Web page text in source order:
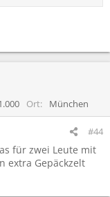
Ort München
#44
für zwei Leute mit
extra Gepäckzelt